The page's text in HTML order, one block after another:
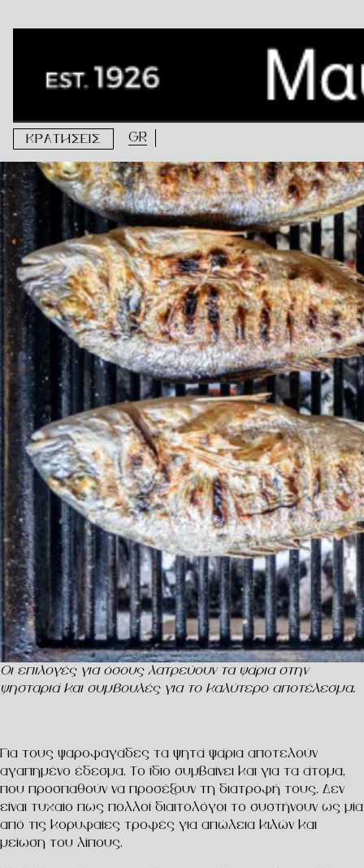
ΚΡΑΤΗΣΕΙΣ GR
Ψήνονται όλα τα ψάρια στην ψησταριά;
Οι επιλογές για όσους λατρεύουν τα ψάρια στην
ψησταριά και συμβουλές για το καλύτερο αποτέλεσμα.
Για τους ψαροφαγάδες τα ψητά ψάρια αποτελούν
αγαπημένο έδεσμα. Το ίδιο συμβαίνει και για τα άτομα,
που προσπαθούν να προσέξουν τη διατροφή τους. Δεν
είναι τυχαίο πως πολλοί διαιτολόγοι το συστήνουν ως μία
από τις κορυφαίες τροφές για απώλεια κιλών και
μείωση του λίπους.